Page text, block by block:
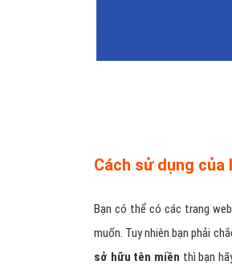
Cách sử dụng
Bạn có thể có các trang
muốn. Tuy nhiên bạn phải
sở hữu tên miền thì bạn